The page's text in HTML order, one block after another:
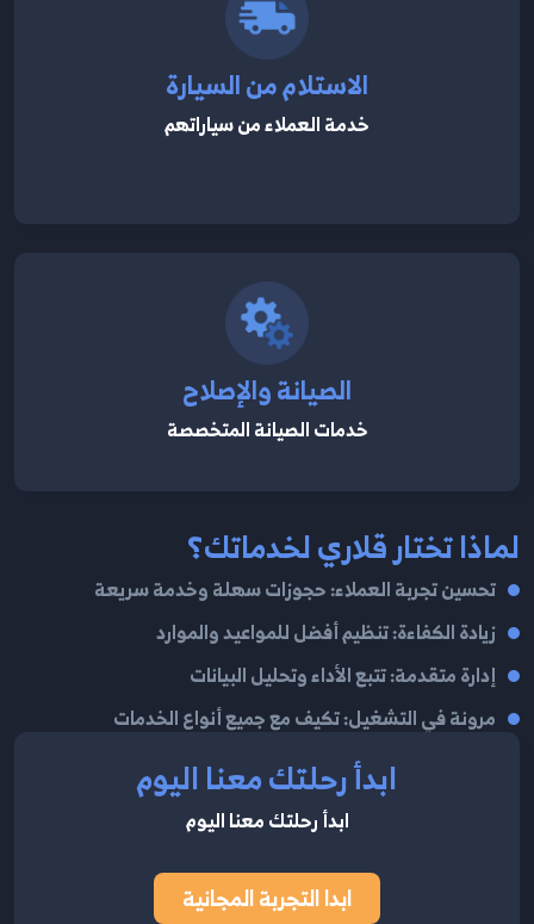
الاستلام من السيارة
خدمة العملاء من سياراتهم
الصيانة والإصلاح
خدمات الصيانة المتخصصة
لماذا تختار قلاري لخدماتك؟
تحسين تجربة العملاء: حجوزات سهلة وخدمة سريعة
زيادة الكفاءة: تنظيم أفضل للمواعيد والموارد
إدارة متقدمة: تتبع الأداء وتحليل البيانات
مرونة في التشغيل: تكيف مع جميع أنواع الخدمات
ابدأ رحلتك معنا اليوم
ابدأ رحلتك معنا اليوم
ابدا التجربة المجانية